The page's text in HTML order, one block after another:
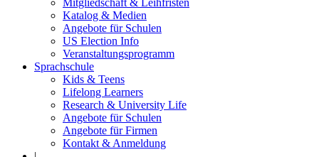
Mitgliedschaft & Leihfristen
Katalog & Medien
Angebote für Schulen
US Election Info
Veranstaltungsprogramm
Sprachschule
Kids & Teens
Lifelong Learners
Research & University Life
Angebote für Schulen
Angebote für Firmen
Kontakt & Anmeldung